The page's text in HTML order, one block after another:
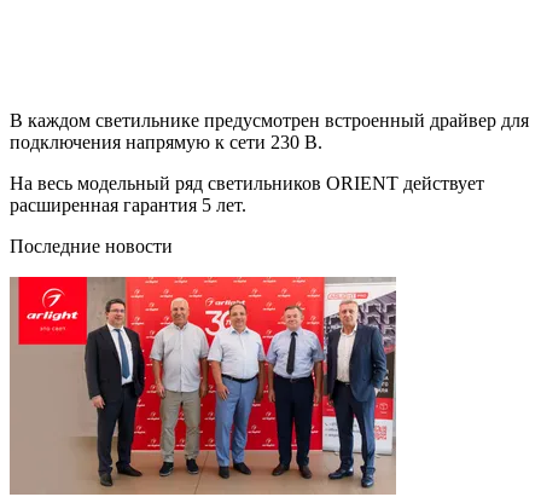
В каждом светильнике предусмотрен встроенный драйвер для
подключения напрямую к сети 230 В.
На весь модельный ряд светильников ORIENT действует
расширенная гарантия 5 лет.
Последние новости